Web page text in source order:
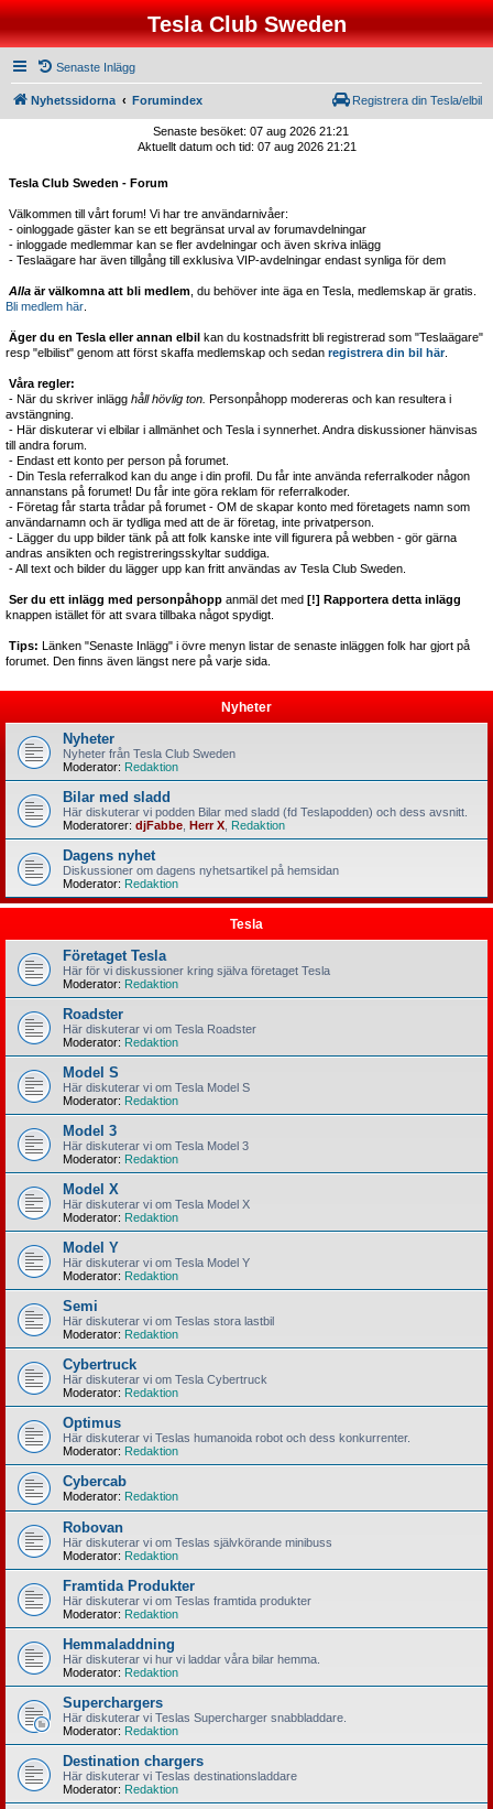
Tesla Club Sweden
Senaste Inlägg
Nyhetssidorna Forumindex Registrera din Tesla/elbil
Senaste besöket: 07 aug 2026 21:21
Aktuellt datum och tid: 07 aug 2026 21:21
Tesla Club Sweden - Forum
Välkommen till vårt forum! Vi har tre användarnivåer:
- oinloggade gäster kan se ett begränsat urval av forumavdelningar
- inloggade medlemmar kan se fler avdelningar och även skriva inlägg
- Teslaägare har även tillgång till exklusiva VIP-avdelningar endast synliga för dem
Alla är välkomna att bli medlem , du behöver inte äga en Tesla, medlemskap är gratis.
Bli medlem här
Äger du en Tesla eller annan elbil kan du kostnadsfritt bli registrerad som "Teslaägare"
resp "elbilist" genom att först skaffa medlemskap och sedan registrera din bil här.
Våra regler:
- När du skriver inlägg håll hövlig ton. Personpåhopp modereras och kan resultera i
avstängning.
- Här diskuterar vi elbilar i allmänhet och Tesla i synnerhet. Andra diskussioner hänvisas
till andra forum.
- Endast ett konto per person på forumet.
- Din Tesla referralkod kan du ange i din profil. Du får inte använda referralkoder någon
annanstans på forumet! Du får inte göra reklam för referralkoder.
- Företag får starta trådar på forumet - OM de skapar konto med företagets namn som
användarnamn och är tydliga med att de är företag, inte privatperson.
- Lägger du upp bilder tänk på att folk kanske inte vill figurera på webben - gör gärna
andras ansikten och registreringsskyltar suddiga.
- All text och bilder du lägger upp kan fritt användas av Tesla Club Sweden.
Ser du ett inlägg med personpåhopp anmäl det med [!] Rapportera detta inlägg
knappen istället för att svara tillbaka något spydigt.
Tips: Länken "Senaste Inlägg" i övre menyn listar de senaste inläggen folk har gjort på
forumet. Den finns även längst nere på varje sida.
Nyheter
Nyheter
Nyheter från Tesla Club Sweden
Moderator: Redaktion
Bilar med sladd
Här diskuterar vi podden Bilar med sladd (fd Teslapodden) och dess avsnitt.
Moderatorer: djFabbe Herr X Redaktion
Dagens nyhet
Diskussioner om dagens nyhetsartikel på hemsidan
Moderator: Redaktion
Tesla
Företaget Tesla
Här för vi diskussioner kring själva företaget Tesla
Moderator: Redaktion
Roadster
Här diskuterar vi om Tesla Roadster
Moderator: Redaktion
Model S
Här diskuterar vi om Tesla Model S
Moderator: Redaktion
Model 3
Här diskuterar vi om Tesla Model 3
Moderator: Redaktion
Model X
Här diskuterar vi om Tesla Model X
Moderator: Redaktion
Model Y
Här diskuterar vi om Tesla Model Y
Moderator: Redaktion
Semi
Här diskuterar vi om Teslas stora lastbil
Moderator: Redaktion
Cybertruck
Här diskuterar vi om Tesla Cybertruck
Moderator: Redaktion
Optimus
Här diskuterar vi Teslas humanoida robot och dess konkurrenter.
Moderator: Redaktion
Cybercab
Moderator: Redaktion
Robovan
Här diskuterar vi om Teslas självkörande minibuss
Moderator: Redaktion
Framtida Produkter
Här diskuterar vi om Teslas framtida produkter
Moderator: Redaktion
Hemmaladdning
Här diskuterar vi hur vi laddar våra bilar hemma.
Moderator: Redaktion
Superchargers
Här diskuterar vi Teslas Supercharger snabbladdare.
Moderator: Redaktion
Destination chargers
Här diskuterar vi Teslas destinationsladdare
Moderator: Redaktion